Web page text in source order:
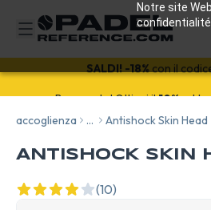
Notre site
confidentialité.
SALDI!-18%con il
accoglienza ... Antishock Skin Head
ANTISHOCK SKIN
(10)